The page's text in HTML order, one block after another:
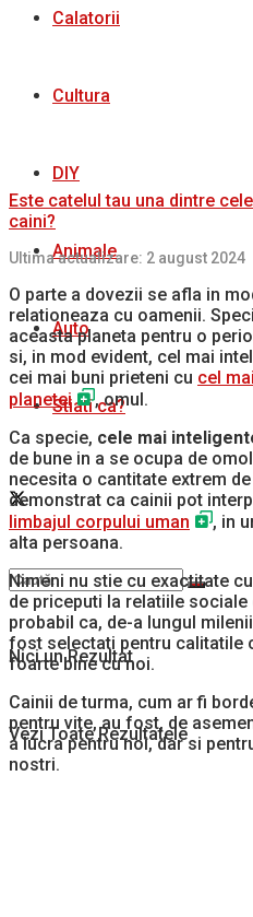
Calatorii
Cultura
DIY
Animale
Auto
Stiati ca?
Nici un Rezultat
Vezi Toate Rezultatele
Este catelul tau una dintre
caini?
Ultima actualizare: 2 august 2024
O parte a dovezii se afla in
relationeaza cu oamenii.
aceasta planeta pentru o
si, in mod evident, cel mai
cei mai buni prieteni cu cel
planetei
, omul.
Ca specie, cele mai
de bune in a se ocupa de
necesita o cantitate extrem
demonstrat ca cainii pot
limbajul corpului uman
, in
alta persoana.
Nimeni nu stie cu exactitate
de priceputi la relatiile
probabil ca, de-a lungul
fost selectati pentru calitatile
foarte bine cu noi.
Cainii de turma, cum ar fi
pentru vite, au fost, de
a lucra pentru noi, dar si
nostri.